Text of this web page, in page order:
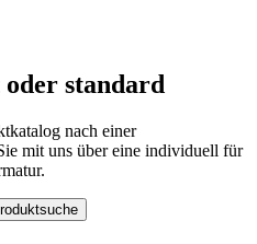
standard
nach einer
mit uns über eine individuell für